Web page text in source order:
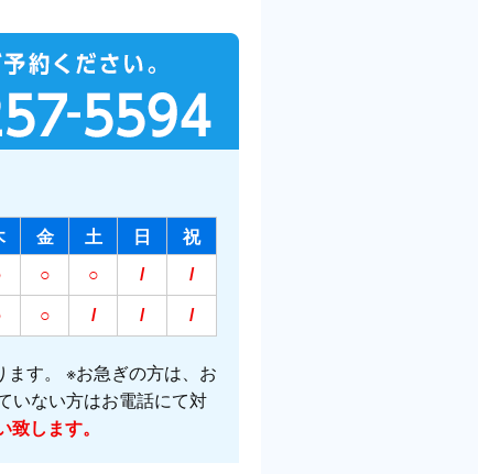
金 土 日 祝
○ ○ / /
○ / / /
す。 ※お急ぎの方は、お
いない方はお電話にて対
します。